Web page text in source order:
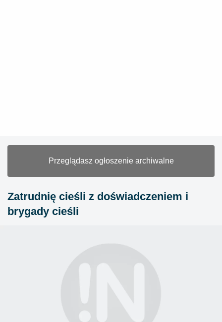
Przeglądasz ogłoszenie archiwalne
Zatrudnię cieśli z doświadczeniem i
brygady cieśli